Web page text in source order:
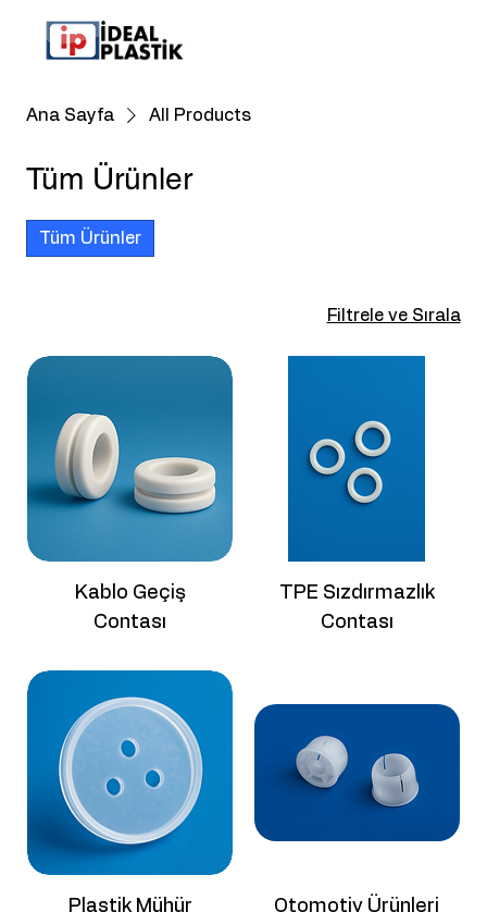
Ana Sayfa All Products
Tüm Ürünler
Tüm Ürünler
Filtrele ve Sırala
Kablo Geçiş
Contası
TPE Sızdırmazlık
Contası
Plastik Mühür
Otomotiv Ürünleri